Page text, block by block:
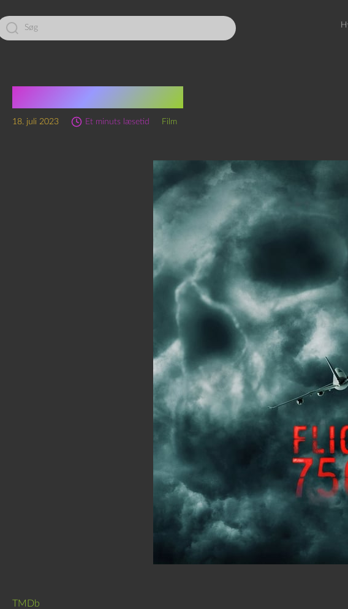
18. juli 2023 Et minuts læsetid Film
TMDb